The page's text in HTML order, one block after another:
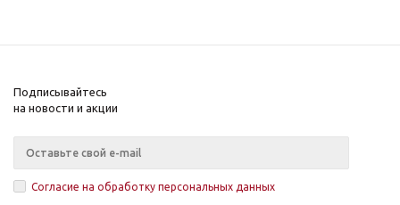
Подписывайтесь
на новости и акции
Согласие на обработку персональных данных